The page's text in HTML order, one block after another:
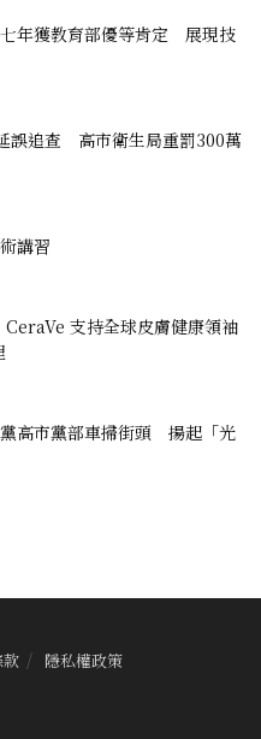
年獲教育部優等肯定 展現技
誤追查 高市衛生局重罰300萬
講習
支持全球皮膚健康領袖
高市黨部車掃街頭 揚起「光
隱私權政策